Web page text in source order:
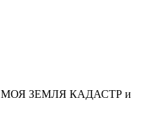
МОЯ ЗЕМЛЯ КАДАСТР и